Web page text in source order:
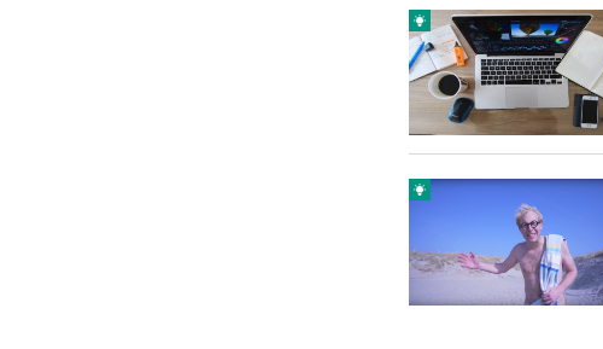
Gedragsverandering
Influencer marketing
Interne communicatie